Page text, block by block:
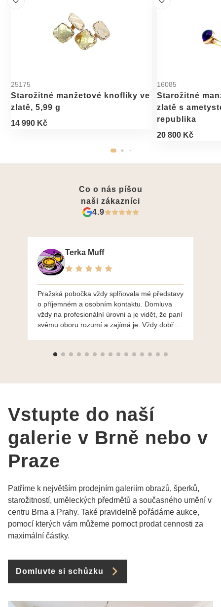
25175
Starožitné manžetové knoflíky ve
zlatě, 5,99 g
14 990 Kč
16085
Starožitné
zlatě s
republika
20 800 Kč
Co o nás píšou
naši zákazníci
4.9
Terka Muff
Pražská pobočka vždy splňovala mé představy
o příjemném a osobním kontaktu. Domluva
vždy na profesionální úrovni a je vidět, že paní
svému oboru rozumí a zajímá je. Vždy dobře a
výběru, jak už bylo napsáno - na požádání
Vstupte do naší
galerie v Brně nebo v
Praze
Patříme k největším prodejním galeriím obrazů, šperků,
starožitností, uměleckých předmětů a současného umění v
centru Brna a Prahy. Také pravidelně pořádáme aukce,
pomocí kterých vám můžeme pomoct prodat cennosti za
maximální částky.
Domluvte si schůzku